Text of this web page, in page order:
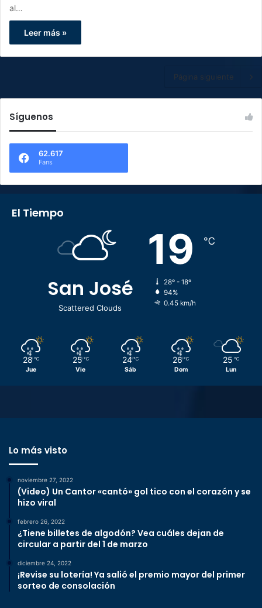
al…
Leer más »
Página siguiente
Síguenos
62.617
Fans
El Tiempo
San José
Scattered Clouds
19 ℃
28º - 18º
94%
0.45 km/h
28 ℃
Jue
25 ℃
Vie
24 ℃
Sáb
26 ℃
Dom
25 ℃
Lun
Lo más visto
noviembre 27, 2022
(Video) Un Cantor «cantó» gol tico con el corazón y se
hizo viral
febrero 26, 2022
¿Tiene billetes de algodón? Vea cuáles dejan de
circular a partir del 1 de marzo
diciembre 24, 2022
¡Revise su lotería! Ya salió el premio mayor del primer
sorteo de consolación